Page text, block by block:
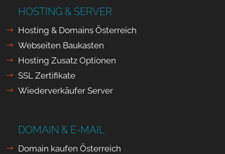
HOSTING & SERVER
Hosting & Domains Österreich
Webseiten Baukasten
Hosting Zusatz Optionen
SSL Zertifikate
Wiederverkäufer Server
DOMAIN & E-MAIL
Domain kaufen Österreich